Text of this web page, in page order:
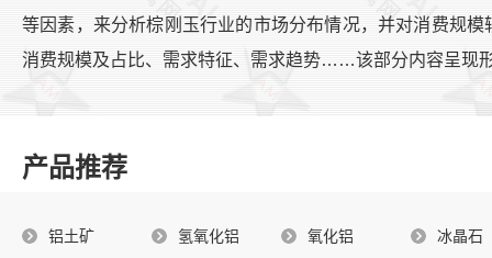
等因素，来分析棕刚玉行业的市场分布情况，并对消费规
消费规模及占比、需求特征、需求趋势……该部分内容呈现
产品推荐
铝土矿 氢氧化铝 氧化铝 冰晶石